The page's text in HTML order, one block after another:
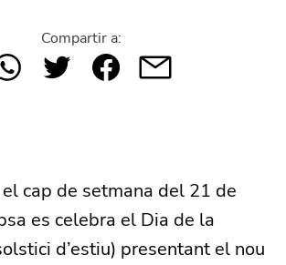
Compartir a:
cap de setmana del 21 de
es celebra el Dia de la
d’estiu) presentant el nou